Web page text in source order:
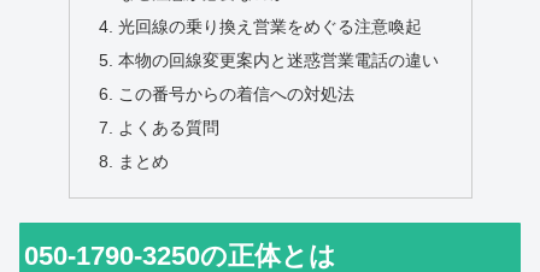
光回線の乗り換え営業をめぐる注意喚起
本物の回線変更案内と迷惑営業電話の違い
この番号からの着信への対処法
よくある質問
まとめ
050-1790-3250の正体とは